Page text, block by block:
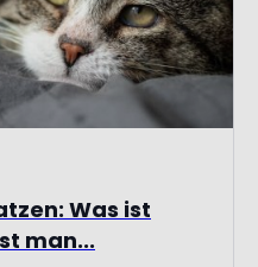
Was ist
man...
deiner